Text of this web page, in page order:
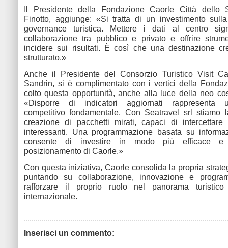
Il Presidente della Fondazione Caorle Città dello
Finotto, aggiunge: «Si tratta di un investimento
governance turistica. Mettere i dati al centro
collaborazione tra pubblico e privato e offrire
incidere sui risultati. È così che una destinazione
strutturato.»
Anche il Presidente del Consorzio Turistico Visit
Sandrin, si è complimentato con i vertici della
colto questa opportunità, anche alla luce della neo
«Disporre di indicatori aggiornati rappresenta
competitivo fondamentale. Con Seatravel srl stiamo
creazione di pacchetti mirati, capaci di
interessanti. Una programmazione basata su
consente di investire in modo più efficace e
posizionamento di Caorle.»
Con questa iniziativa, Caorle consolida la propria
puntando su collaborazione, innovazione e
rafforzare il proprio ruolo nel panorama
internazionale.
Inserisci un commento: